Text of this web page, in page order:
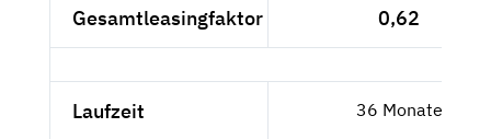
Gesamtleasingfaktor 0,62
Laufzeit 36 Monate